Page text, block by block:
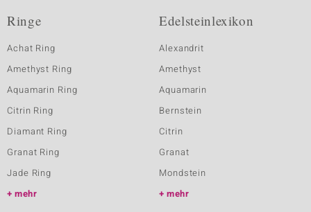
Ringe
Achat Ring
Amethyst Ring
Aquamarin Ring
Citrin Ring
Diamant Ring
Granat Ring
Jade Ring
mehr
Edelsteinlexikon
Alexandrit
Amethyst
Aquamarin
Bernstein
Citrin
Granat
Mondstein
mehr